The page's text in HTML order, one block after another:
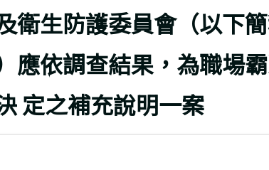
衛生防護委員會（以下
應依調查結果，為職場
定之補充說明一案